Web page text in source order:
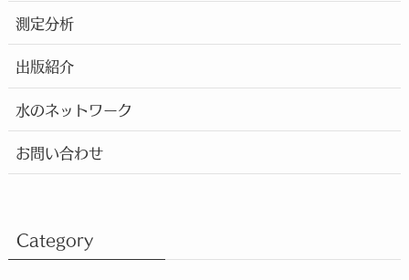
測定分析
出版紹介
水のネットワーク
お問い合わせ
Category